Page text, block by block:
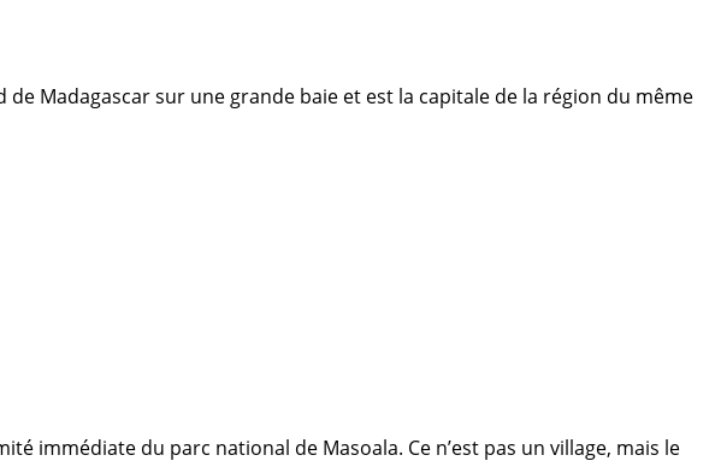
Madagascar sur une grande baie et est la capitale de la région du même
immédiate du parc national de Masoala. Ce n’est pas un village, mais le